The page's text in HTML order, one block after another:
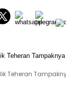
Teheran